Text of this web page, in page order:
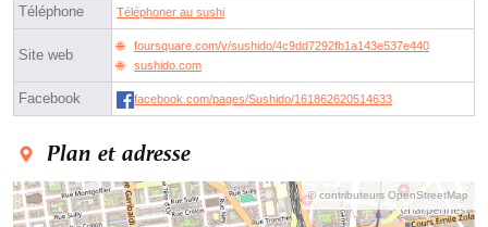
Téléphone Téléphoner au sushi
Site web
foursquare.com/v/sushido/4c9dd7292fb1a143e537e440
sushido.com
Facebook facebook.com/pages/Sushido/161862620514633
Plan et adresse
© contributeurs OpenStreetMap